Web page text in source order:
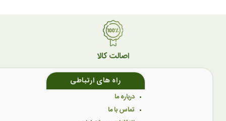
اصالت کالا
راه های ارتباطی
درباره ما
تماس با ما